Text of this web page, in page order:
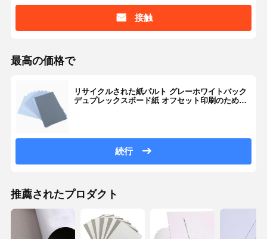
接触
最高の価格で
リサイクルされた紙パルト グレーホワイトバック
デュプレックスボード紙 オフセット印刷のための
続行
推薦されたプロダクト